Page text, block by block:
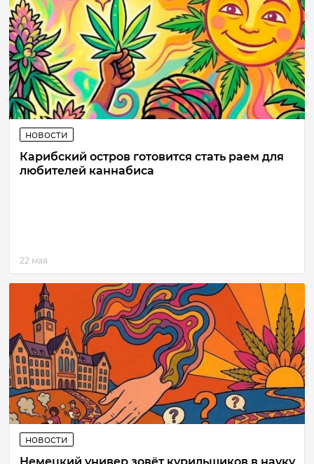
новости
Карибский остров готовится стать раем для
любителей каннабиса
22 мая
новости